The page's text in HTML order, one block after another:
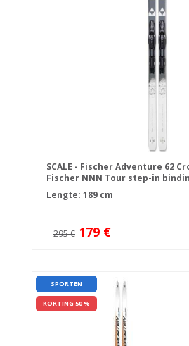
SCALE - Fischer Adventure 62
Fischer NNN Tour step-in
Lengte: 189 cm
295 € 179 €
SPORTEN
KORTING 50 %